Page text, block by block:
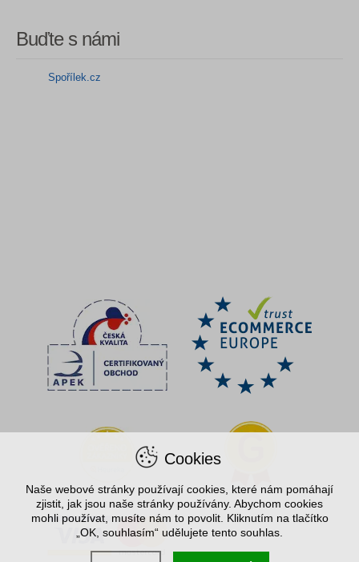
Buďte s námi
Spořílek.cz
Cookies
Naše webové stránky používají cookies, které nám pomáhají
zjistit, jak jsou naše stránky používány. Abychom cookies
mohli používat, musíte nám to povolit. Kliknutím na tlačítko
„OK, souhlasím“ udělujete tento souhlas.